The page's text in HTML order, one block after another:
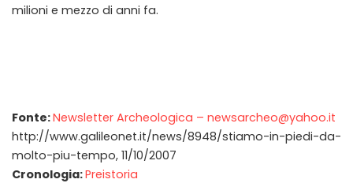
milioni e mezzo di anni fa.
Fonte:Newsletter Archeologica – newsarcheo@yahoo.it
http://www.galileonet.it/news/8948/stiamo-in-piedi-da-
molto-piu-tempo, 11/10/2007
Cronologia:Preistoria